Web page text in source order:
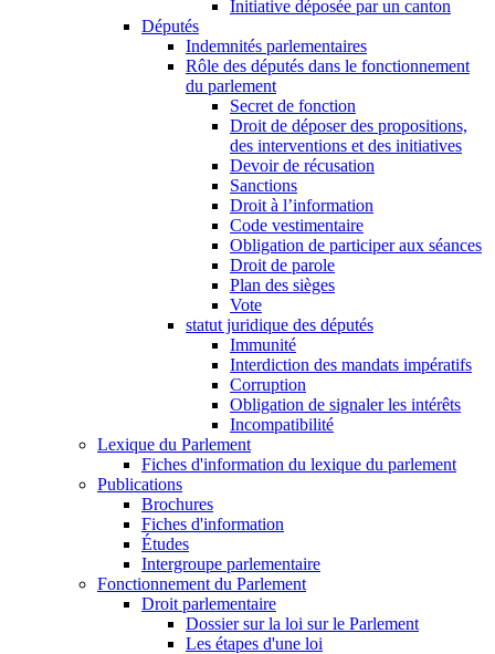
Initiative déposée par un canton
Députés
Indemnités parlementaires
Rôle des députés dans le fonctionnement
du parlement
Secret de fonction
Droit de déposer des propositions,
des interventions et des initiatives
Devoir de récusation
Sanctions
Droit à l’information
Code vestimentaire
Obligation de participer aux séances
Droit de parole
Plan des sièges
Vote
statut juridique des députés
Immunité
Interdiction des mandats impératifs
Corruption
Obligation de signaler les intérêts
Incompatibilité
Lexique du Parlement
Fiches d'information du lexique du parlement
Publications
Brochures
Fiches d'information
Études
Intergroupe parlementaire
Fonctionnement du Parlement
Droit parlementaire
Dossier sur la loi sur le Parlement
Les étapes d'une loi